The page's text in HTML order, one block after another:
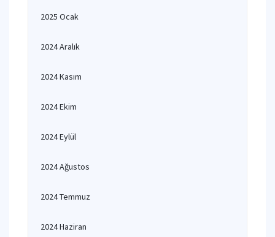
2025 Ocak
2024 Aralık
2024 Kasım
2024 Ekim
2024 Eylül
2024 Ağustos
2024 Temmuz
2024 Haziran